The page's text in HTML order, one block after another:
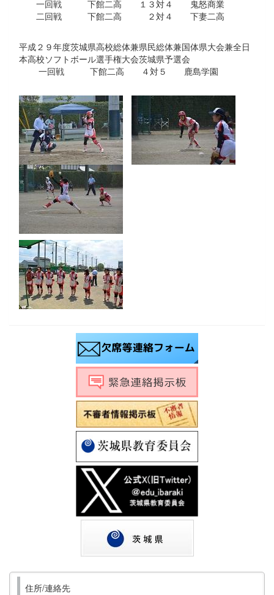
一回戦 下館二高 １３対４ 鬼怒商業
二回戦 下館二高 ２対４ 下妻二高
平成２９年度茨城県高校総体兼県民総体兼国体県大会兼全日
本高校ソフトボール選手権大会茨城県予選会
一回戦 下館二高 ４対５ 鹿島学園
住所/連絡先